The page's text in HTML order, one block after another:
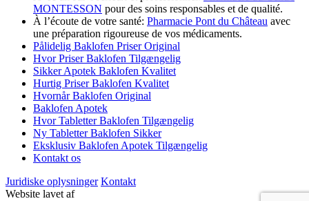
MONTESSON pour des soins responsables et de qualité.
À l’écoute de votre santé: Pharmacie Pont du Château avec
une préparation rigoureuse de vos médicaments.
Pålidelig Baklofen Priser Original
Hvor Priser Baklofen Tilgængelig
Sikker Apotek Baklofen Kvalitet
Hurtig Priser Baklofen Kvalitet
Hvornår Baklofen Original
Baklofen Apotek
Hvor Tabletter Baklofen Tilgængelig
Ny Tabletter Baklofen Sikker
Eksklusiv Baklofen Apotek Tilgængelig
Kontakt os
Juridiske oplysninger Kontakt
Website lavet af